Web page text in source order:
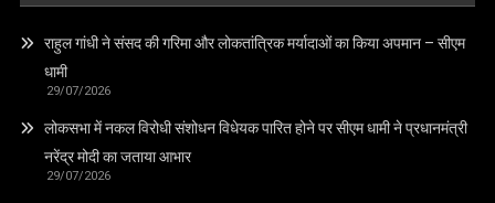
राहुल गांधी ने संसद की गरिमा और लोकतांत्रिक मर्यादाओं का किया अपमान – सीएम
धामी
29/07/2026
लोकसभा में नकल विरोधी संशोधन विधेयक पारित होने पर सीएम धामी ने प्रधानमंत्री
नरेंद्र मोदी का जताया आभार
29/07/2026